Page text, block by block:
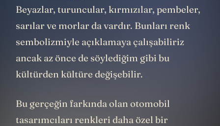
Beyazlar, turuncular, kırmızılar, pembeler,
sarılar ve morlar da vardır. Bunları renk
sembolizmiyle açıklamaya çalışabiliriz
ancak az önce de söylediğim gibi bu
kültürden kültüre değişebilir.
Bu gerçeğin farkında olan otomobil
tasarımcıları renkleri daha özel bir